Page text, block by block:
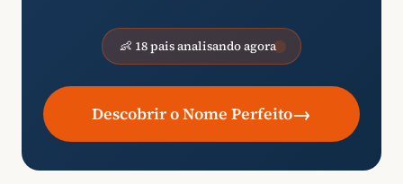
👶 18 pais analisando agora
Descobrir o Nome Perfeito→